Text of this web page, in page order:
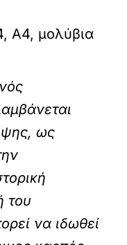
A4, μολύβια
ως
του
να ιδωθεί